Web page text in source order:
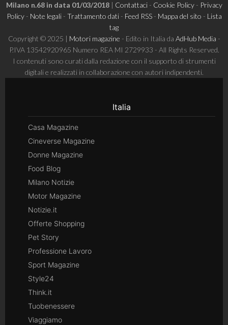
Milano n.68 in data 01/03/2018| Contattaci- Cookie Policy- Privacy
Policy- Note legali- Trattamento dati- Feed RSS- Mappa del sito - Lista
tag
Copyright © 2025 | Motori magazine - Edito in Italia da AdHub Media -
P.IVA 13542920965 Numero REA MI 2729933 - All Rights Reserved.
I contenuti sono curati dalla redazione con il supporto di strumenti
digitali e realizzati in collaborazione con autori indipendenti.
Italia
Casa Magazine
Cineverse Magazine
Donne Magazine
Food Blog
Milano Notizie
Motor Magazine
Notizie.it
Offerte Shopping
Pet Story
Professione Lavoro
Sport Magazine
Style24
Think.it
Tuobenessere
Viaggiamo